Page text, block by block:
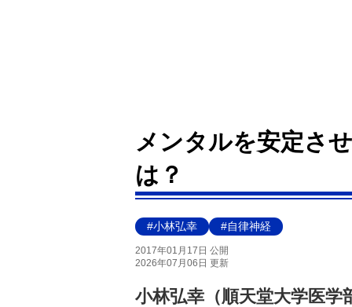
メンタルを安定さ
は？
#小林弘幸 #自律神経
2017年01月17日 公開
2026年07月06日 更新
小林弘幸（順天堂大学医学